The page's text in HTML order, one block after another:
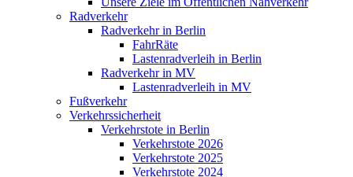
Radverkehr
Radverkehr in Berlin
FahrRäte
Lastenradverleih in Berlin
Radverkehr in MV
Lastenradverleih in MV
Fußverkehr
Verkehrssicherheit
Verkehrstote in Berlin
Verkehrstote 2026
Verkehrstote 2025
Verkehrstote 2024